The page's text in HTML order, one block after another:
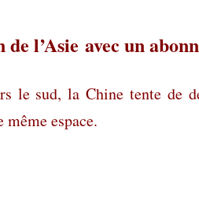
de l’Asie avec un
le sud, la Chine tente de
espace.